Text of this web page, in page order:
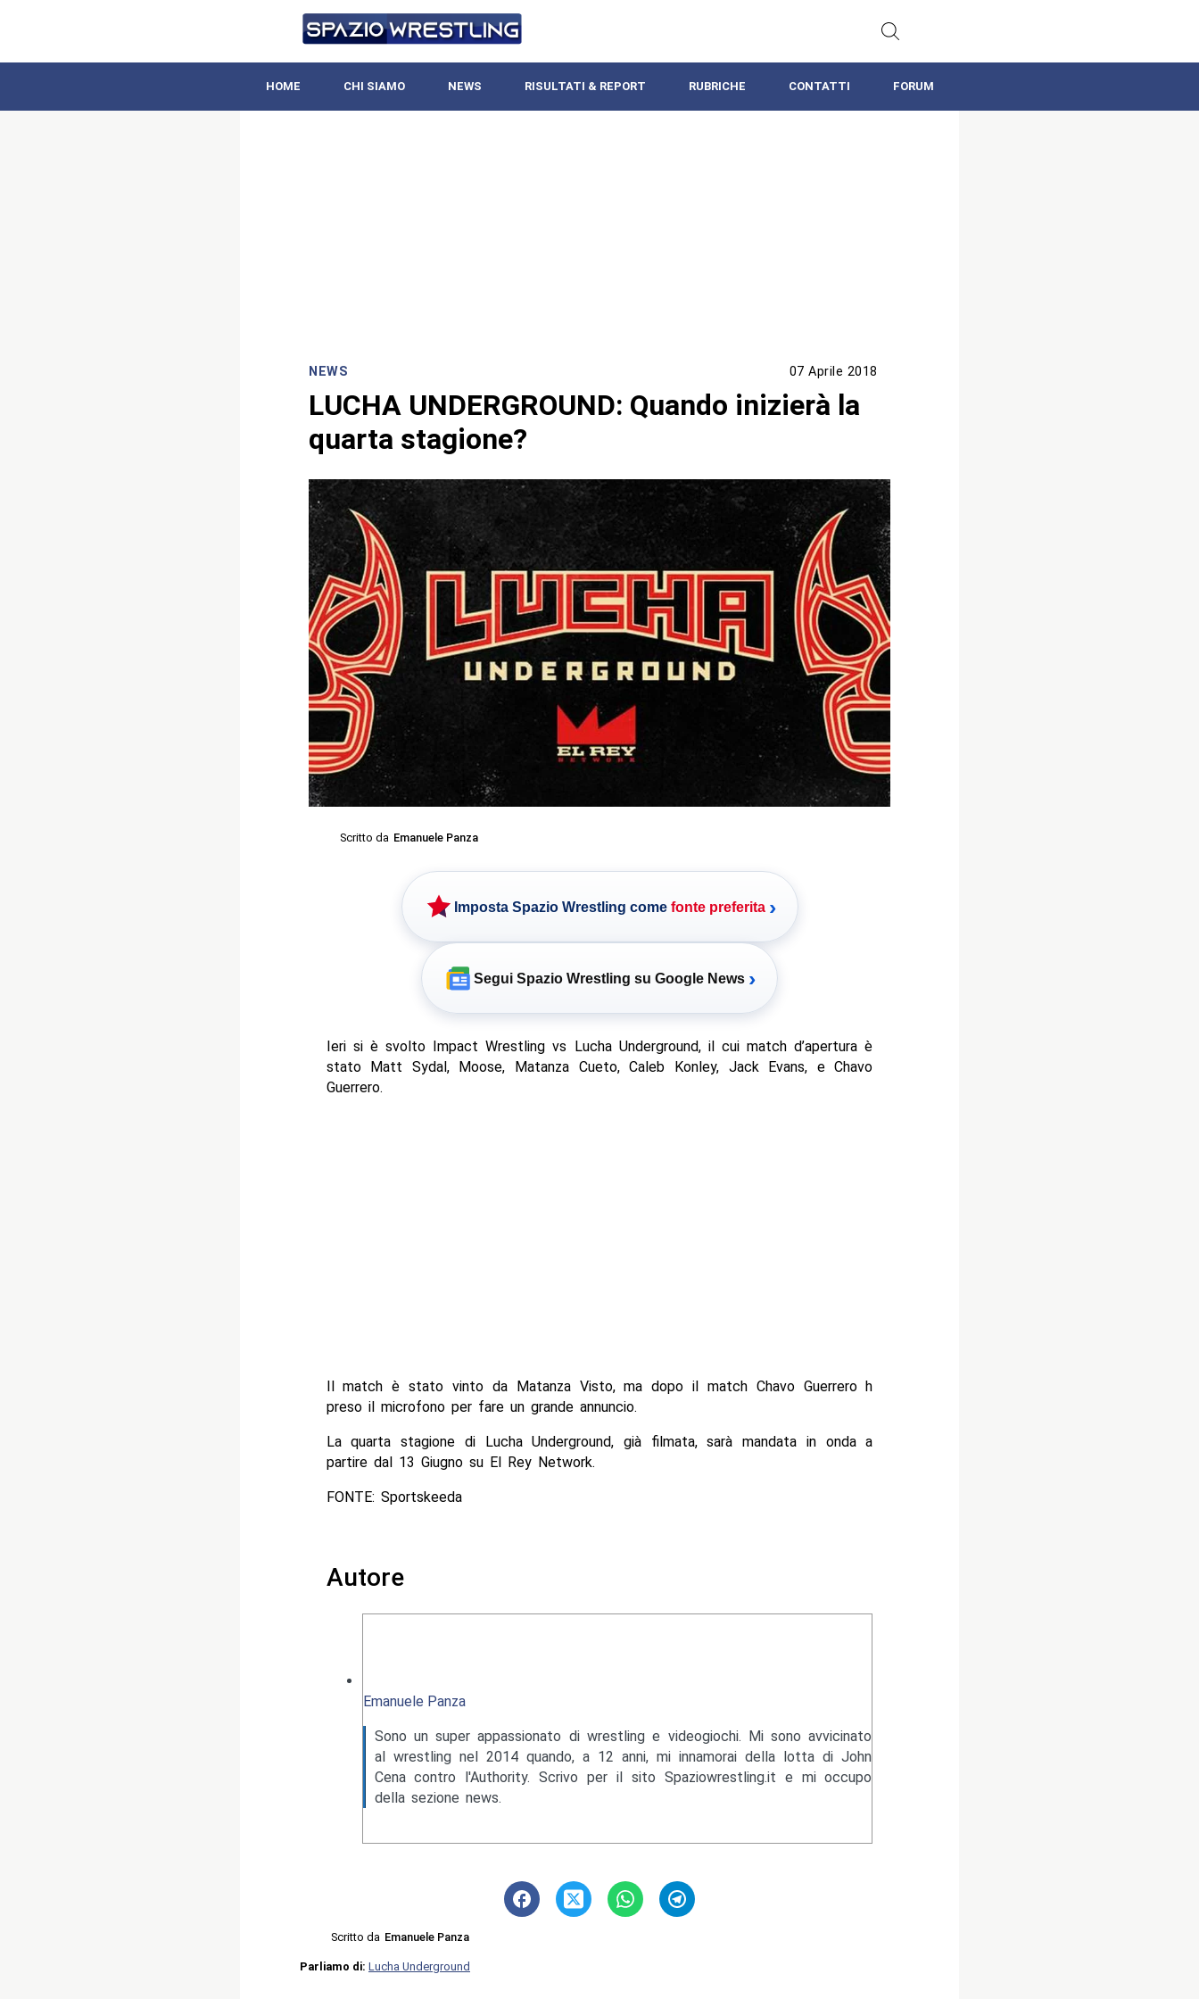
HOME CHI SIAMO NEWS RISULTATI & REPORT RUBRICHE CONTATTI FORUM
NEWS 07 Aprile 2018
LUCHA UNDERGROUND: Quando inizierà la
quarta stagione?
Scritto da Emanuele Panza
Imposta Spazio Wrestling come fonte preferita ›
Segui Spazio Wrestling su Google News ›
Ieri si è svolto Impact Wrestling vs Lucha Underground, il cui match d’apertura è
stato Matt Sydal, Moose, Matanza Cueto, Caleb Konley, Jack Evans, e Chavo
Guerrero.
Il match è stato vinto da Matanza Visto, ma dopo il match Chavo Guerrero h
preso il microfono per fare un grande annuncio.
La quarta stagione di Lucha Underground, già filmata, sarà mandata in onda a
partire dal 13 Giugno su El Rey Network.
FONTE: Sportskeeda
Autore
Emanuele Panza
Sono un super appassionato di wrestling e videogiochi. Mi sono avvicinato
al wrestling nel 2014 quando, a 12 anni, mi innamorai della lotta di John
Cena contro l'Authority. Scrivo per il sito Spaziowrestling.it e mi occupo
della sezione news.
Scritto da Emanuele Panza
Parliamo di: Lucha Underground